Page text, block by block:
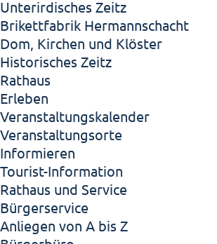
Unterirdisches Zeitz
Brikettfabrik Hermannschacht
Dom, Kirchen und Klöster
Historisches Zeitz
Rathaus
Erleben
Veranstaltungskalender
Veranstaltungsorte
Informieren
Tourist-Information
Rathaus und Service
Bürgerservice
Anliegen von A bis Z